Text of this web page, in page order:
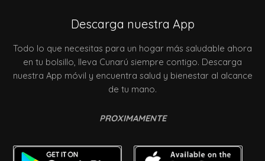
Descarga nuestra App
Todo lo que necesitas para un hogar más saludable ahora
en tu bolsillo, lleva Cunarú siempre contigo. Descarga
nuestra App móvil y encuentra salud y bienestar al alcance
de tu mano.
PROXIMAMENTE